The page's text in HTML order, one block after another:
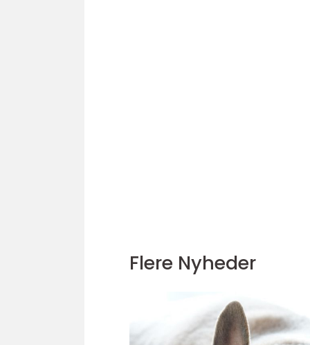
Flere Nyheder